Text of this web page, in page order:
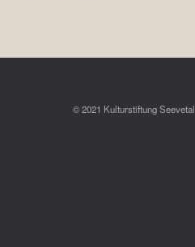
© 2021 Kulturstiftung Seevetal